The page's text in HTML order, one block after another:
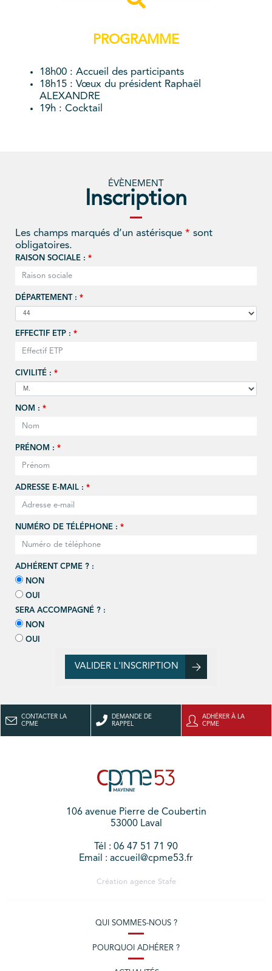
PROGRAMME
18h00 : Accueil des participants
18h15 : Vœux du président Raphaël
ALEXANDRE
19h : Cocktail
ÉVÈNEMENT
Inscription
Les champs marqués d’un astérisque * sont
obligatoires.
RAISON SOCIALE : *
DÉPARTEMENT : *
EFFECTIF ETP : *
CIVILITÉ : *
NOM : *
PRÉNOM : *
ADRESSE E-MAIL : *
NUMÉRO DE TÉLÉPHONE : *
ADHÉRENT CPME ? :
NON
OUI
SERA ACCOMPAGNÉ ? :
NON
OUI
VALIDER L'INSCRIPTION
CONTACTER LA
CPME
DEMANDE DE
RAPPEL
ADHÉRER À LA
CPME
106 avenue Pierre de Coubertin
53000 Laval
Tél : 06 47 51 71 90
Email : accueil@cpme53.fr
Création agence Stafe
QUI SOMMES-NOUS ?
POURQUOI ADHÉRER ?